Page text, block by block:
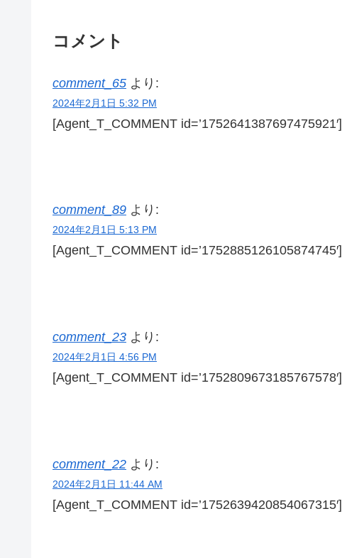
コメント
comment_65 より:
2024年2月1日 5:32 PM
[Agent_T_COMMENT id=’1752641387697475921′]
comment_89 より:
2024年2月1日 5:13 PM
[Agent_T_COMMENT id=’1752885126105874745′]
comment_23 より:
2024年2月1日 4:56 PM
[Agent_T_COMMENT id=’1752809673185767578′]
comment_22 より:
2024年2月1日 11:44 AM
[Agent_T_COMMENT id=’1752639420854067315′]